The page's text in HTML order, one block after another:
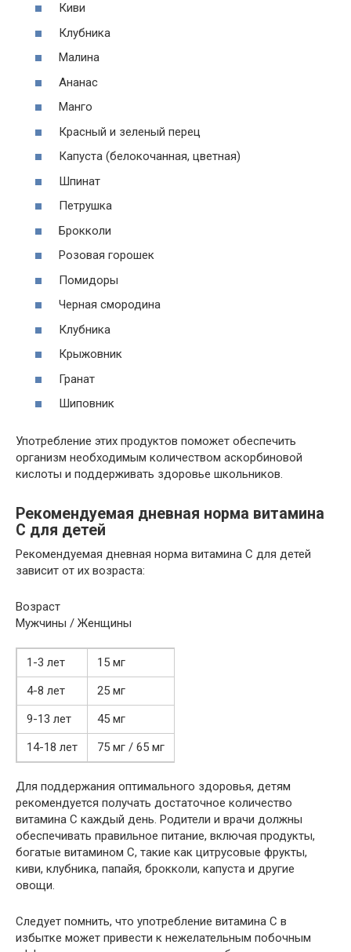
Киви
Клубника
Малина
Ананас
Манго
Красный и зеленый перец
Капуста (белокочанная, цветная)
Шпинат
Петрушка
Брокколи
Розовая горошек
Помидоры
Черная смородина
Клубника
Крыжовник
Гранат
Шиповник
Употребление этих продуктов поможет обеспечить
организм необходимым количеством аскорбиновой
кислоты и поддерживать здоровье школьников.
Рекомендуемая дневная норма витамина
С для детей
Рекомендуемая дневная норма витамина С для детей
зависит от их возраста:
Возраст
Мужчины / Женщины
1-3 лет
15 мг
4-8 лет
25 мг
9-13 лет
45 мг
14-18 лет
75 мг / 65 мг
Для поддержания оптимального здоровья, детям
рекомендуется получать достаточное количество
витамина С каждый день. Родители и врачи должны
обеспечивать правильное питание, включая продукты,
богатые витамином C, такие как цитрусовые фрукты,
киви, клубника, папайя, брокколи, капуста и другие
овощи.
Следует помнить, что употребление витамина С в
избытке может привести к нежелательным побочным